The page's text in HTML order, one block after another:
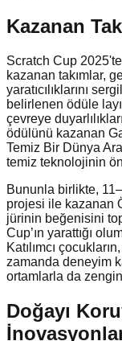
Kazanan
Scratch Cup
kazanan takımlar,
yaratıcılıklarını
belirlenen ödüle
çevreye
ödülünü kazanan
Temiz Bir Dünya
temiz teknolojinin
Bununla birlikte,
projesi ile kazanan
jürinin beğenisini
Cup’ın yarattığı
Katılımcı
zamanda deneyim
ortamlarla da
Doğayı